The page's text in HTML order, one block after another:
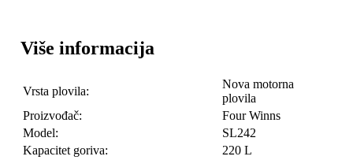
Više informacija
Vrsta plovila:
Nova motorna
plovila
Proizvođač:
Four Winns
Model:
SL242
Kapacitet goriva:
220 L